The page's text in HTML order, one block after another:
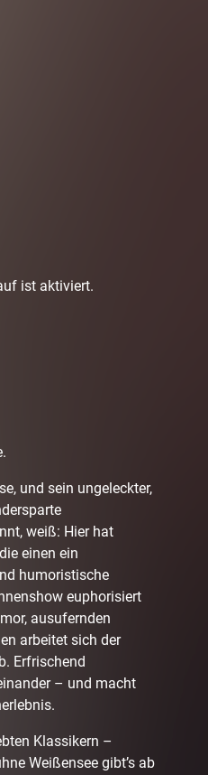
ist aktiviert.
und sein ungeleckter,
weiß: Hier hat
einen ein
humoristische
euphorisiert
ausufernden
arbeitet sich der
Erfrischend
– und macht
Klassikern –
Weißensee gibt’s ab